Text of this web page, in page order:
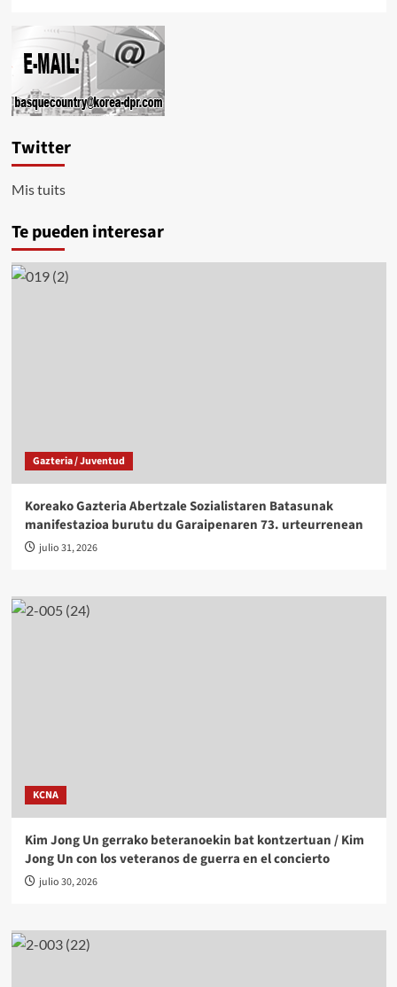
Twitter
Mis tuits
Te pueden interesar
Gazteria / Juventud
Koreako Gazteria Abertzale Sozialistaren Batasunak
manifestazioa burutu du Garaipenaren 73. urteurrenean
julio 31, 2026
KCNA
Kim Jong Un gerrako beteranoekin bat kontzertuan / Kim
Jong Un con los veteranos de guerra en el concierto
julio 30, 2026